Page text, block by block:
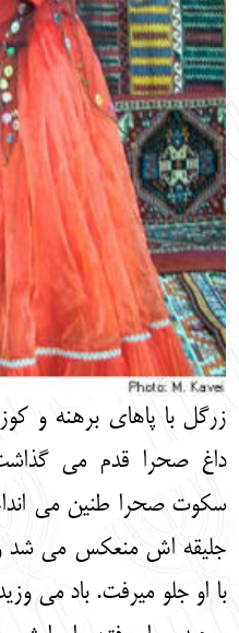
زرگل با پاهای برهنه و
داغ صحرا قدم می
سکوت صحرا طنین می
جلیقه اش منعکس می شد و
با او جلو می‏رفت. باد می